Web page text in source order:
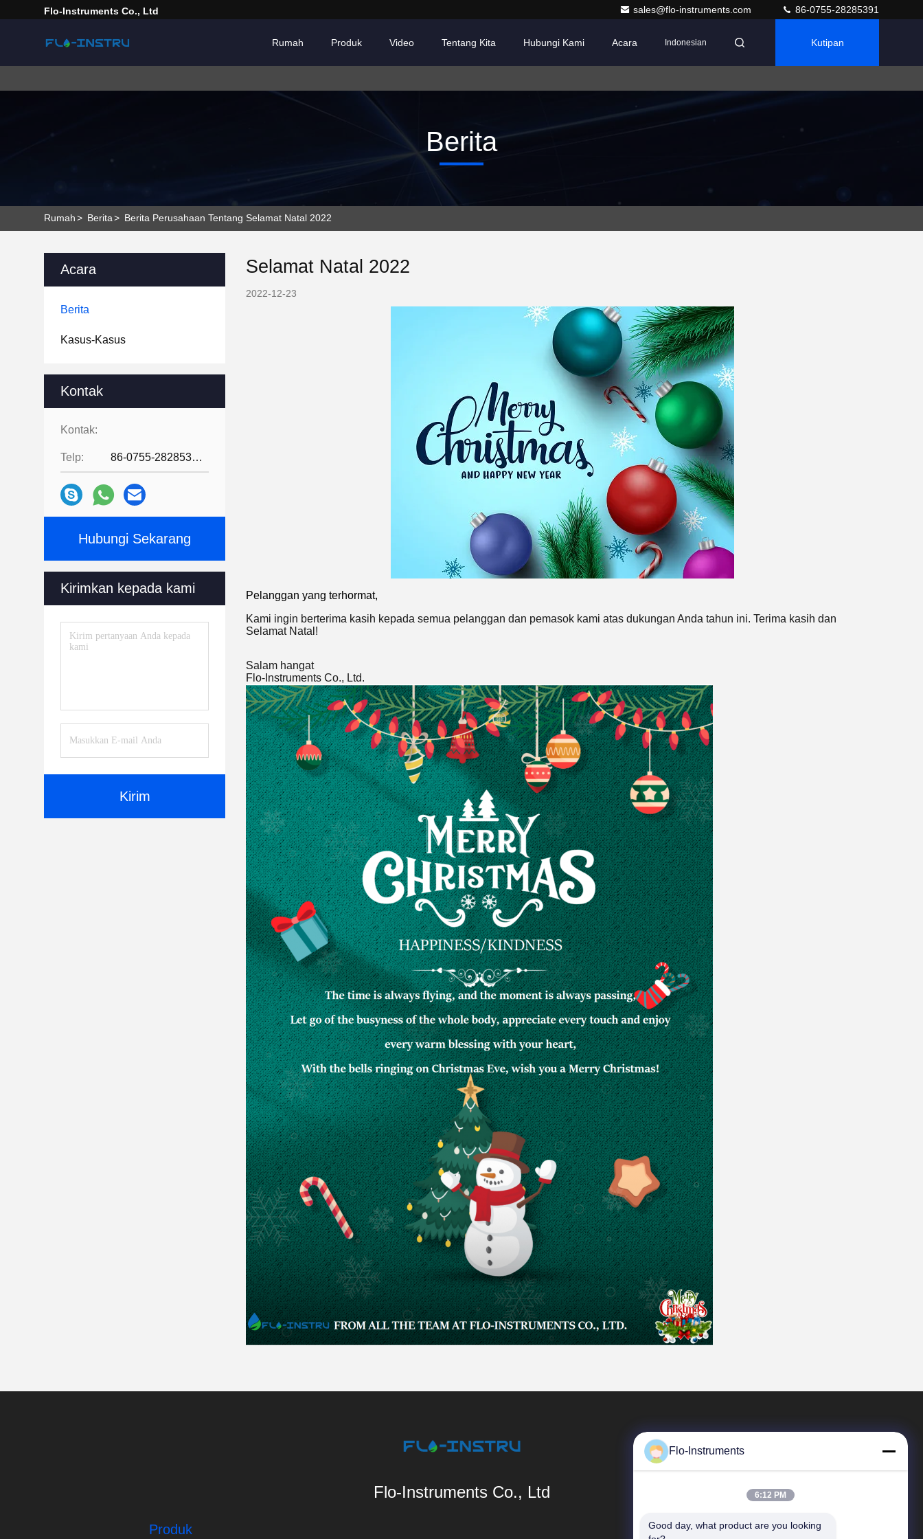
Flo-Instruments Co., Ltd sales@flo-instruments.com 86-0755-28285391
Rumah Produk Video Tentang Kita Hubungi Kami Acara Indonesian Kutipan
Berita
Rumah> Berita> Berita Perusahaan Tentang Selamat Natal 2022
Acara
Berita
Kasus-Kasus
Kontak
Kontak:
Telp: 86-0755-28285391
Hubungi Sekarang
Kirimkan kepada kami
Kirim
Selamat Natal 2022
2022-12-23
Pelanggan yang terhormat,
Kami ingin berterima kasih kepada semua pelanggan dan pemasok kami atas dukungan Anda tahun ini. Terima kasih dan
Selamat Natal!
Salam hangat
Flo-Instruments Co., Ltd.
Flo-Instruments Co., Ltd
Produk Tautan Cepat
Flo-Instruments
6:12 PM
Good day, what product are you looking